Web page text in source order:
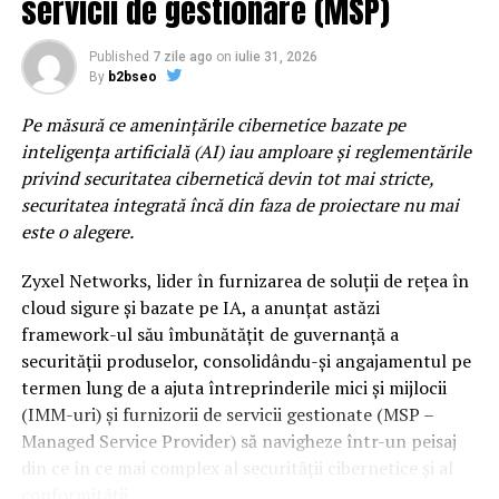
Royale, sensibilitatea lui Charlotte Cardin si vibe-ul
cinematic al lui Two Feet, scena principala propune un
line-up construit pentru momente care raman cu tine
precum DE’WAYNE, Noga Erez sau Jalen Ngonda, trei
dintre cele mai interesante voci ale muzicii
contemporane, acoperind o paleta larga de genuri
muzicale.
care urmaresc scena muzicala inainte ca aceasta sa
ajunga in mainstream. Indie, electronic, alternative si
proiecte experimentale coexista intr-un line-up care
pune reflectorul pe noua generatie de artisti si pe
directiile in care se indreapta muzica internationala. Pe
aceasta scena va urca si 2hollis, fenomenul alternativ al
noii generatii, dar si proiecte muzicale precum ZEP,
servicii de gestionare (MSP)
Published 7 zile ago on iulie 31, 2026
By b2bseo
Pe măsură ce amenințările cibernetice bazate pe
inteligența artificială (AI) iau amploare și reglementările
privind securitatea cibernetică devin tot mai stricte,
securitatea integrată încă din faza de proiectare nu mai
este o alegere.
Zyxel Networks, lider în furnizarea de soluții de rețea în
cloud sigure și bazate pe IA, a anunțat astăzi
framework-ul său îmbunătățit de guvernanță a
securității produselor, consolidându-și angajamentul pe
termen lung de a ajuta întreprinderile mici și mijlocii
(IMM-uri) și furnizorii de servicii gestionate (MSP –
Managed Service Provider) să navigheze într-un peisaj
din ce în ce mai complex al securității cibernetice și al